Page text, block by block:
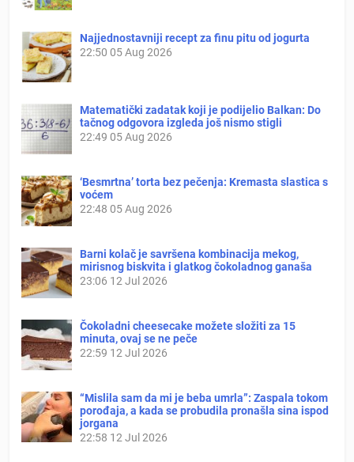
Najjednostavniji recept za finu pitu od jogurta
22:50 05 Aug 2026
Matematički zadatak koji je podijelio Balkan: Do
tačnog odgovora izgleda još nismo stigli
22:49 05 Aug 2026
‘Besmrtna’ torta bez pečenja: Kremasta slastica s
voćem
22:48 05 Aug 2026
Barni kolač je savršena kombinacija mekog,
mirisnog biskvita i glatkog čokoladnog ganaša
23:06 12 Jul 2026
Čokoladni cheesecake možete složiti za 15
minuta, ovaj se ne peče
22:59 12 Jul 2026
“Mislila sam da mi je beba umrla”: Zaspala tokom
porođaja, a kada se probudila pronašla sina ispod
jorgana
22:58 12 Jul 2026